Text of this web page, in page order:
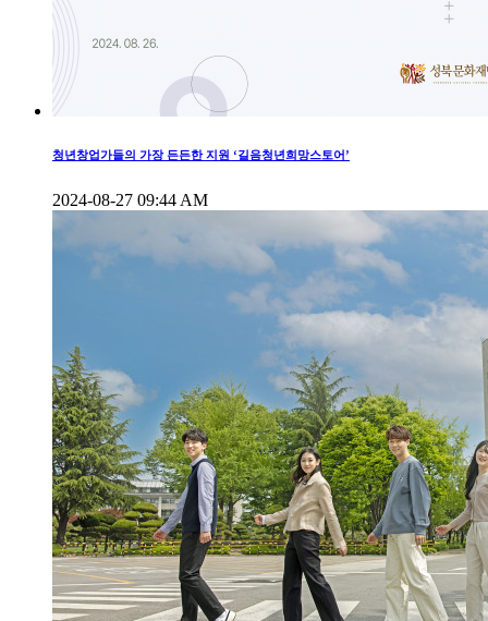
청년창업가들의 가장 든든한 지원 ‘길음청년희망스토어’
2024-08-27 09:44 AM